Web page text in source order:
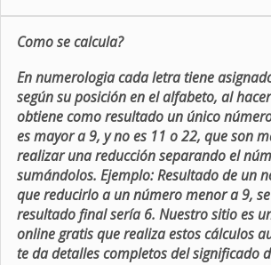
Como se calcula?
En numerologia cada letra tiene
según su posición en el alfabeto, al
obtiene como resultado un único
es mayor a 9, y no es 11 o 22, que son
realizar una reducción separando el
sumándolos. Ejemplo: Resultado de un
que reducirlo a un número menor a 9,
resultado final sería 6. Nuestro sitio es
online gratis que realiza estos cálculos
te da detalles completos del significado